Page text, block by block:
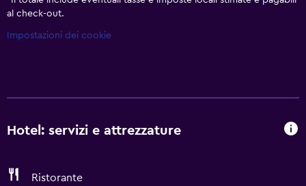
al check-out.
Impostazioni dei cookie
Hotel: servizi e attrezzature
Ristorante